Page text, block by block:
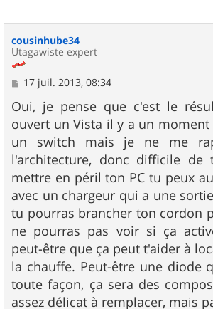
cousinhube34
Utagawiste expert
M
s
s
a
g
e
17 juil. 2013, 08:34
Oui, je pense que c'est le
ouvert un Vista il y a un
un switch mais je ne me
l'architecture, donc difficile de
mettre en péril ton PC tu peux
avec un chargeur qui a une
tu pourras brancher ton cordon
ne pourras pas voir si ça
peut-être que ça peut t'aider à
la chauffe. Peut-être une diode
toute façon, ça sera des
assez délicat à remplacer, mais